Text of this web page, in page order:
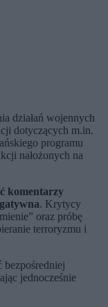
działań wojennych
dotyczących m.in.
programu
nałożonych na
komentarzy
. Krytycy
oraz próbę
terroryzmu i
bezpośredniej
jednocześnie